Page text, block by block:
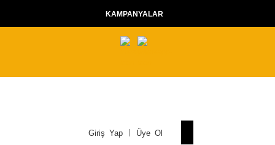
KAMPANYALAR
Giriş Yap Üye Ol